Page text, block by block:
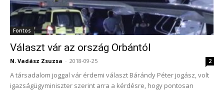
Fontos
Választ vár az ország Orbántól
N. Vadász Zsuzsa - 2018-09-25 2
A társadalom joggal vár érdemi választ Bárándy Péter jogász, volt
igazságügyminiszter szerint arra a kérdésre, hogy pontosan